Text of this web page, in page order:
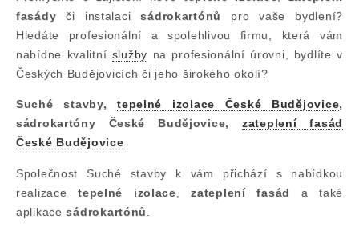
fasády či instalacisádrokartónů
pro vaše bydlení?
Hledáte profesionální a spolehlivou firmu, která vám
nabídne kvalitní služby na profesionální úrovni, bydlíte v
Českých Budějovicích či jeho širokého okolí?
Suché stavby,tepelné izolace České Budějovice,
sádrokartóny České Budějovice, zateplení fasád
České Budějovice
Společnost Suché stavby k vám přichází s nabídkou
realizacetepelné izolace ,zateplení fasád
a také
aplikacesádrokartónů